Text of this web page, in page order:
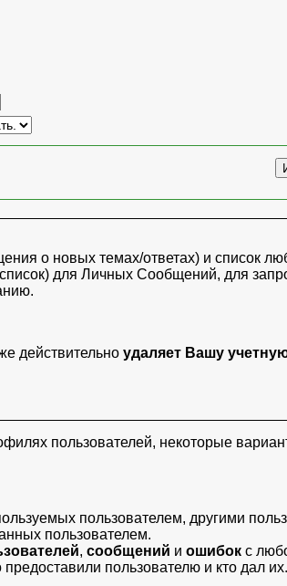
о новых темах/ответах) и список
для Личных Сообщений, для
действительно удаляет Вашу
пользователей, некоторые
пользователем, другими
пользователем.
, сообщений и ошибокс
предоставили пользователю и кто дал их.